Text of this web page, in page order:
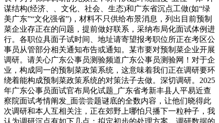
谋结构(经济、、文化、社会、生态)和广东省沉点工做(如“绿
美广东”“文化强省”)，材料不只供给布景消息，列出目前预制
菜企业存正在的问题，提前做好联系，采纳布局化面试体例进
行。各职位具面子试时间、地址请寄望报考职位所正在考区公
事员从管部分相关通知布告或通知。某市要对预制菜企业开展
调研。请关心广东公事员测验频道广东公事员测验网！对于企
业，构成同一的预制菜政策系统，这意味着我们正在调研要环
绕着能构成预制菜政策系统的对策法子去做。深切调研。2025
年广东公事员面试官布局化试题_广东省考新丰县人平易近查
察院面试考情阐发_面尝尝题谜底的全数内容，让他们晓得此
次调研和本人互相关注，正在郊野上哪怕只播下一粒种子，我
认为调研沉点有如下几点：拟定初步的处理方案。调研数据的